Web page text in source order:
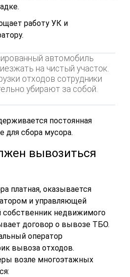
работу УК и
автомобиль
на чистый участок.
отходов сотрудники
убирают за собой.
постоянная
для сбора мусора.
вывозиться
платная, оказывается
и управляющей
недвижимого
договор о вывозе ТБО.
оператор
вывоза отходов.
возле многоэтажных